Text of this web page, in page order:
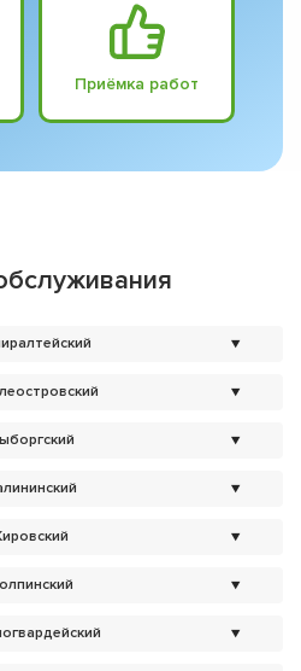
Приёмка работ
▼
▼
▼
▼
▼
▼
▼